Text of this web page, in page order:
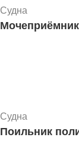
Судна
Судна
Поильник